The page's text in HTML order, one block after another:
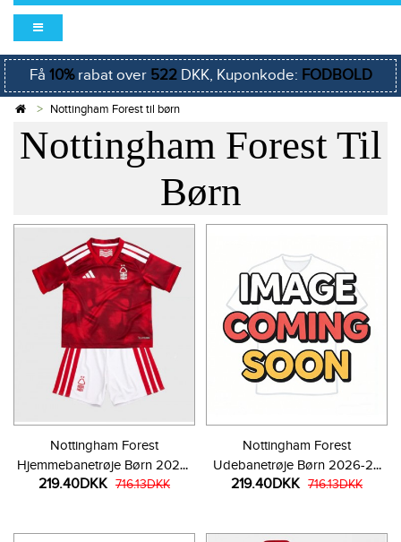
Få 10%rabat over 522DKK, Kuponkode: FODBOLD
Nottingham Forest til børn
Nottingham Forest Til
Børn
Nottingham Forest
Hjemmebanetrøje Børn 2026-
27 Kortærmet (+ Korte bukser)
219.40DKK 716.13DKK
Nottingham Forest
Udebanetrøje Børn 2026-27
Kortærmet (+ Korte bukser)
219.40DKK 716.13DKK